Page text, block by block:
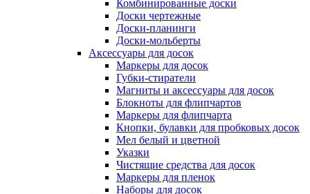
Комбинированные доски
Доски чертежные
Доски-планинги
Доски-мольберты
Аксессуары для досок
Маркеры для досок
Губки-стиратели
Магниты и аксессуары для досок
Блокноты для флипчартов
Маркеры для флипчарта
Кнопки, булавки для пробковых досок
Мел белый и цветной
Указки
Чистящие средства для досок
Маркеры для пленок
Наборы для досок